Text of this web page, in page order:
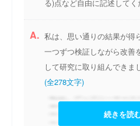
る)点など自由に記述して
A. 私は、思い通りの結果が得
一つずつ検証しながら改善
して研究に取り組んできま
(全278文字)
続きを読